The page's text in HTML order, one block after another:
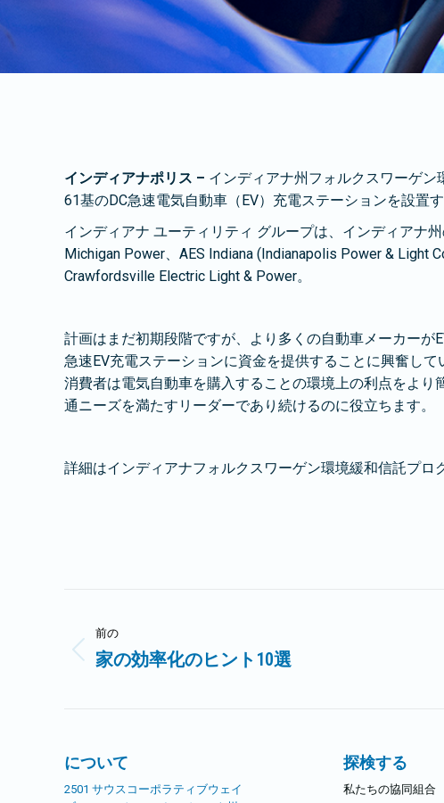
インディアナポリス – インディアナ州フォルクスワーゲ
61基のDC急速電気自動車（EV）充電ステーションを設置
インディアナ ユーティリティ グループは、インディアナ
Michigan Power、AES Indiana (Indianapolis Power & Light
Crawfordsville Electric Light & Power。
計画はまだ初期段階ですが、より多くの自動車メーカー
急速EV充電ステーションに資金を提供することに興奮し
消費者は電気自動車を購入することの環境上の利点をよ
通ニーズを満たすリーダーであり続けるのに役立ちます。
詳細はインディアナフォルクスワーゲン環境緩和信託プロ
稿
ゲ
前の
前
家の効率化のヒント10選
について
2501 サウスコーポラティブウェイ
探検する
私たちの協同組合